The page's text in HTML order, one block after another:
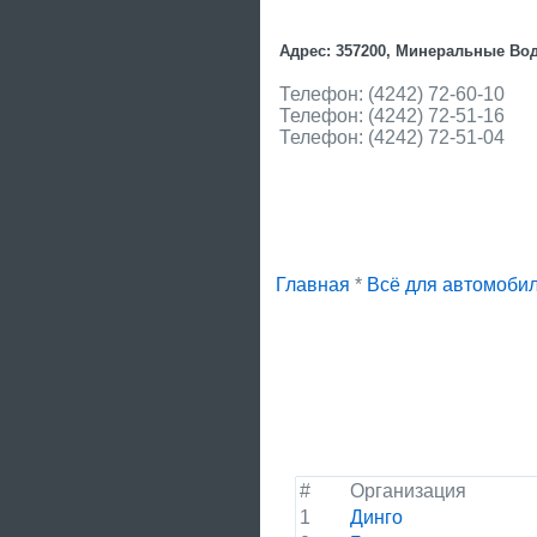
Адрес: 357200, Минеральные
Телефон: (4242) 72-60-10
Телефон: (4242) 72-51-16
Телефон: (4242) 72-51-04
Главная * Всё для
#
Организация
1
Динго